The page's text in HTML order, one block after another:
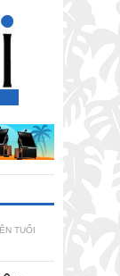
TUỔI